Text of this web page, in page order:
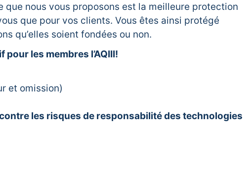
que nous vous proposons est la meilleure protection
que pour vos clients. Vous êtes ainsi protégé
qu’elles soient fondées ou non.
les membres l’AQIII!
et omission)
les risques de responsabilité des technologies